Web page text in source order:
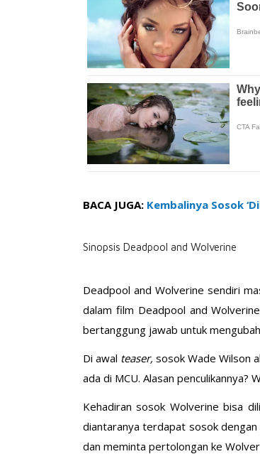
BACA JUGA: Kembalinya Sosok
Sinopsis Deadpool and Wolverine
Deadpool and Wolverine sendiri
dalam film Deadpool and
bertanggung jawab untuk
Di awal teaser,sosok Wade Wilson
ada di MCU. Alasan penculikannya?
Kehadiran sosok Wolverine bisa
diantaranya terdapat sosok
dan meminta pertolongan ke